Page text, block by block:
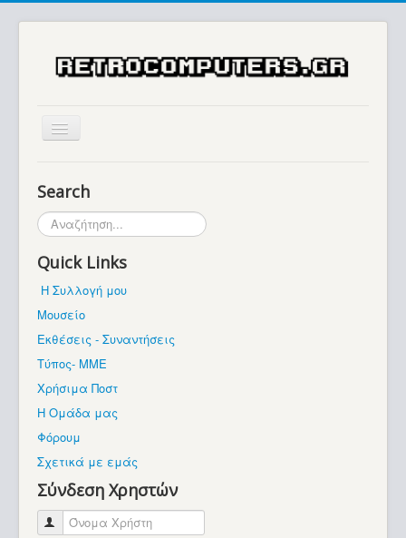
Μουσείο
Βρίσκεστε εδώ:
Search
Αναζήτηση...
Quick Links
Η Συλλογή μου
Μουσείο
Εκθέσεις - Συναντήσεις
Τύπος- ΜΜΕ
Χρήσιμα Ποστ
Η Ομάδα μας
Φόρουμ
Σχετικά με εμάς
Σύνδεση Χρηστών
Όνομα Χρήστη